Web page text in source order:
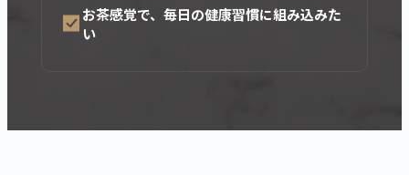
お茶感覚で、毎日の健康習慣に組み込みた
い
カートを確認